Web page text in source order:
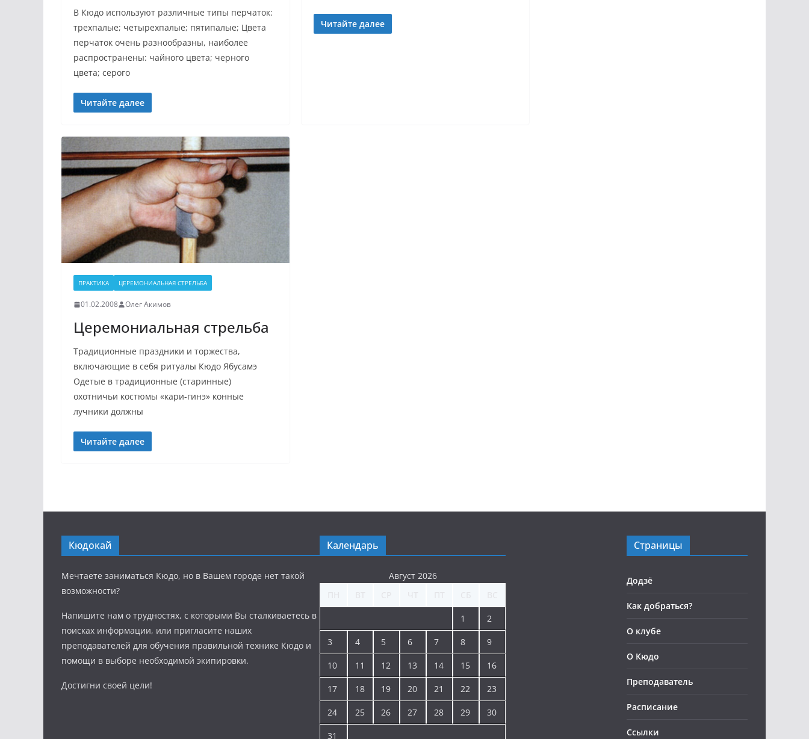
В Кюдо используют различные типы перчаток:
трехпалые; четырехпалые; пятипалые; Цвета
перчаток очень разнообразны, наиболее
распространены: чайного цвета; черного
цвета; серого
Читайте далее
Читайте далее
ПРАКТИКА ЦЕРЕМОНИАЛЬНАЯ СТРЕЛЬБА
01.02.2008 Олег Акимов
Церемониальная стрельба
Традиционные праздники и торжества,
включающие в себя ритуалы Кюдо Ябусамэ
Одетые в традиционные (старинные)
охотничьи костюмы «кари-гинэ» конные
лучники должны
Читайте далее
Кюдокай
Мечтаете заниматься Кюдо, но в Вашем городе нет такой
возможности?
Напишите нам о трудностях, с которыми Вы сталкиваетесь в
поисках информации, или пригласите наших
преподавателей для обучения правильной технике Кюдо и
помощи в выборе необходимой экипировки.
Достигни своей цели!
Календарь
Август 2026
1 2
3 4 5 6 7 8 9
10 11 12 13 14 15 16
17 18 19 20 21 22 23
24 25 26 27 28 29 30
31
Страницы
Додзё
Как добраться?
О клубе
О Кюдо
Преподаватель
Расписание
Ссылки